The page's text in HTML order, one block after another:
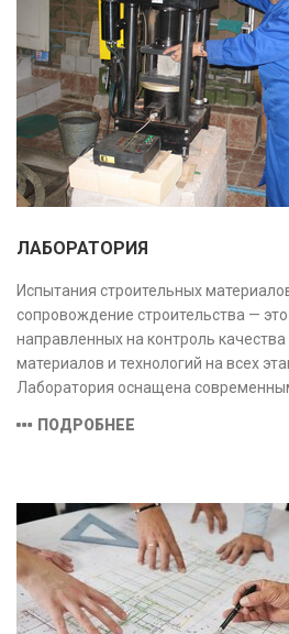
ЛАБОРАТОРИЯ
Испытания строительных
сопровождение строительства —
направленных на контроль
материалов и технологий на всех
Лаборатория оснащена
соответствующими заявленной
ПОДРОБНЕЕ